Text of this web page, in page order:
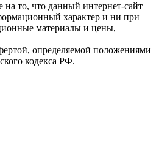
то, что данный интернет-сайт
характер и ни при
материалы и цены,
определяемой положениями
кодекса РФ.